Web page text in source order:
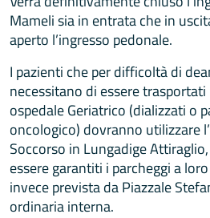
Mameli sia in entrata che in
aperto l’ingresso pedonale.
I pazienti che per difficoltà di
necessitano di essere
ospedale Geriatrico (dializzati o
oncologico) dovranno utilizzare
Soccorso in Lungadige
essere garantiti i parcheggi a
invece prevista da Piazzale
ordinaria interna.